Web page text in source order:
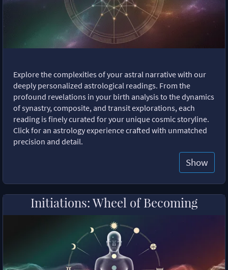
Explore the complexities of your astral narrative with our
deeply personalized astrological readings. From the
profound revelations in your birth analysis to the dynamics
of synastry, composite, and transit explorations, each
reading is finely curated for your unique cosmic storyline.
Click for an astrology experience crafted with unmatched
precision and detail.
Show
Initiations: Wheel of Becoming